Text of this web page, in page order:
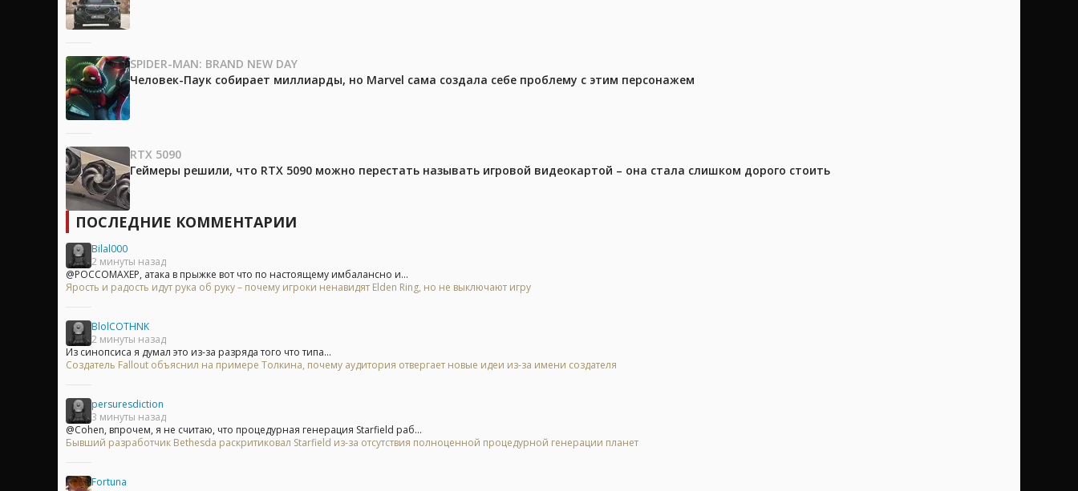
SPIDER-MAN: BRAND NEW DAY
Человек-Паук собирает миллиарды, но Marvel сама создала себе проблему с этим персонажем
RTX 5090
Геймеры решили, что RTX 5090 можно перестать называть игровой видеокартой – она стала слишком дорого стоить
ПОСЛЕДНИЕ КОММЕНТАРИИ
Bilal000
2 минуты назад
@POCCOMAXEP, атака в прыжке вот что по настоящему имбалансно и...
Ярость и радость идут рука об руку – почему игроки ненавидят Elden Ring, но не выключают игру
BlolCOTHNK
2 минуты назад
Из синопсиса я думал это из-за разряда того что типа...
Создатель Fallout объяснил на примере Толкина, почему аудитория отвергает новые идеи из-за имени создателя
persuresdiction
3 минуты назад
@Cohen, впрочем, я не считаю, что процедурная генерация Starfield раб...
Бывший разработчик Bethesda раскритиковал Starfield из-за отсутствия полноценной процедурной генерации планет
Fortuna